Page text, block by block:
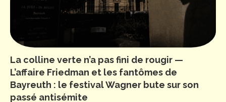
La colline verte n’a pas fini de rougir —
L’affaire Friedman et les fantômes de
Bayreuth : le festival Wagner bute sur son
passé antisémite